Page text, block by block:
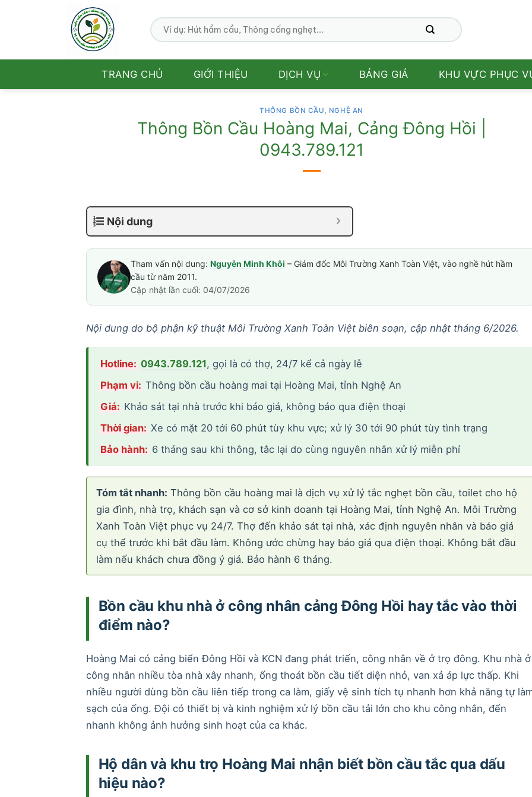
TRANG CHỦ GIỚI THIỆU DỊCH VỤ BẢNG GIÁ KHU VỰC PHỤC
THÔNG BỒN CẦU , NGHỆ AN
Thông Bồn Cầu Hoàng Mai, Cảng Đông Hồi |
0943.789.121
Nội dung
Tham vấn nội dung: Nguyễn Minh Khôi – Giám đốc Môi Trường Xanh Toàn Việt, vào nghề hút hầm
cầu từ năm 2011.
Cập nhật lần cuối: 04/07/2026
Nội dung do bộ phận kỹ thuật Môi Trường Xanh Toàn Việt biên soạn, cập nhật tháng 6/2026.
Hotline: 0943.789.121, gọi là có thợ, 24/7 kể cả ngày lễ
Phạm vi: Thông bồn cầu hoàng mai tại Hoàng Mai, tỉnh Nghệ An
Giá: Khảo sát tại nhà trước khi báo giá, không báo qua điện thoại
Thời gian: Xe có mặt 20 tới 60 phút tùy khu vực; xử lý 30 tới 90 phút tùy tình trạng
Bảo hành: 6 tháng sau khi thông, tắc lại do cùng nguyên nhân xử lý miễn phí
Tóm tắt nhanh: Thông bồn cầu hoàng mai là dịch vụ xử lý tắc nghẹt bồn cầu, toilet cho hộ
gia đình, nhà trọ, khách sạn và cơ sở kinh doanh tại Hoàng Mai, tỉnh Nghệ An. Môi Trường
Xanh Toàn Việt phục vụ 24/7. Thợ đến khảo sát tại nhà, xác định nguyên nhân và báo giá
cụ thể trước khi bắt đầu làm. Không ước chừng hay báo giá qua điện thoại. Không bắt đầu
làm nếu khách chưa đồng ý giá. Bảo hành 6 tháng.
Bồn cầu khu nhà ở công nhân cảng Đông Hồi hay tắc vào thời
điểm nào?
Hoàng Mai có cảng biển Đông Hồi và KCN đang phát triển, công nhân về ở trọ đông. Khu nhà ở
công nhân nhiều tòa nhà xây nhanh, ống thoát bồn cầu tiết diện nhỏ, van xả áp lực thấp. Khi
nhiều người dùng bồn cầu liên tiếp trong ca làm, giấy vệ sinh tích tụ nhanh hơn khả năng tự
sạch của ống. Đội có thiết bị và kinh nghiệm xử lý bồn cầu tải lớn cho khu công nhân, đến
nhanh không ảnh hưởng sinh hoạt của ca khác.
Hộ dân và khu trọ Hoàng Mai nhận biết bồn cầu tắc qua dấu
hiệu nào?